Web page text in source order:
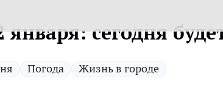
января: сегодня
Погода Жизнь в городе